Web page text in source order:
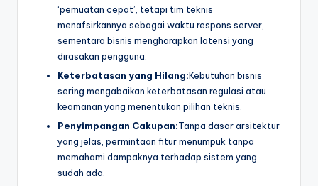
‘pemuatan cepat’, tetapi tim teknis
menafsirkannya sebagai waktu respons server,
sementara bisnis mengharapkan latensi yang
dirasakan pengguna.
Keterbatasan yang Hilang:Kebutuhan bisnis
sering mengabaikan keterbatasan regulasi atau
keamanan yang menentukan pilihan teknis.
Penyimpangan Cakupan:Tanpa dasar arsitektur
yang jelas, permintaan fitur menumpuk tanpa
memahami dampaknya terhadap sistem yang
sudah ada.